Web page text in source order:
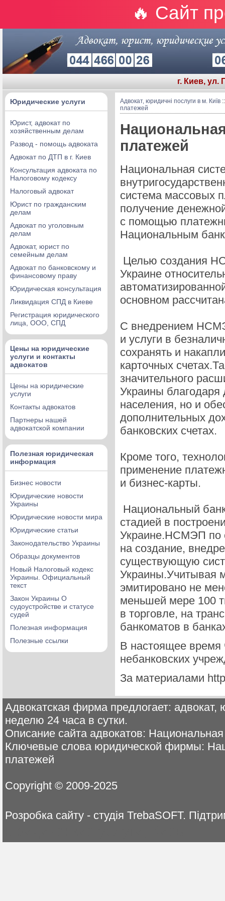
🔥 Сайт
г. Киев, ул.
Юридические услуги
Юрист, адвокат по
хозяйственным делам
Развод - помощь адвоката
Адвокат по ДТП в г. Киев
Консультация адвоката по
Налоговому кодексу
Налоговый адвокат
Юрист по гражданским
делам
Адвокат по уголовным
делам
Адвокат, юрист по
семейным делам
Адвокат по банковскому и
финансовому праву
Юридическая консультация
Ликвидация СПД в Киеве
Регистрация юридического
лица, ООО, СПД
Цены на юридические
услуги и контакты
адвокатов
Цены на юридические
услуги
Контакты адвокатов
Партнеры нашей
адвокатской компании
Полезная юридическая
информация
Бизнес новости
Юридические новости
Украины
Юридические новости мира
Юридические статьи
Законодательство Украины
Образцы документов
Новый Налоговый кодекс
Украины. Официальный
текст
Закон Украины О
судоустройстве и статусе
судей
Полезная информация
Полезные ссылки
Адвокат, юридичні послуги в м. Київ
платежей
платежей
Национальная
система массовых
получение
с помощью
Национальным
Целью создания
Украине
основном
С внедрением
и услуги в
сохранять и
карточных
значительного
Украины благодаря
населения, но и
дополнительных
банковских счетах.
Кроме того,
применение
и бизнес-карты.
Национальный
стадией в
Украине.НСМЭП по
на создание,
существующую
Украины.Учитывая
эмитировано не
меньшей мере 100
в торговле, на
банкоматов в
В настоящее
небанковских
За материалами
Адвокатская фирма предлогает: адвокат,
неделю 24 часа в сутки.
Описание сайта адвокатов:
Ключевые слова юридической фирмы:
платежей
Copyright © 2009-2025
Розробка сайту - студія TrebaSOFT.